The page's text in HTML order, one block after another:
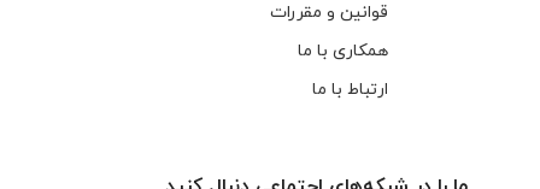
قوانین و مقررات
همکاری با ما
ارتباط با ما